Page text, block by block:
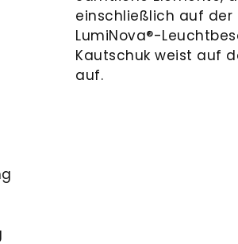
einschließlich auf der
LumiNova®-
Kautschuk weist auf
auf.